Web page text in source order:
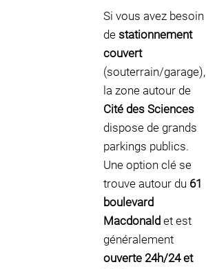
Si vous avez besoin
de stationnement
couvert
(souterrain/garage),
la zone autour de
Cité des Sciences
dispose de grands
parkings publics.
Une option clé se
trouve autour du 61
boulevard
Macdonald et est
généralement
ouverte 24h/24 et